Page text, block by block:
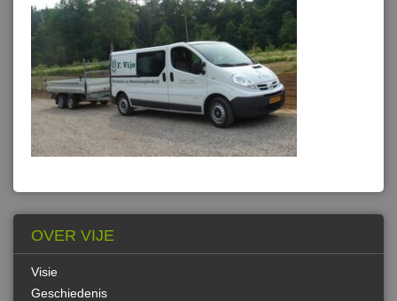
OVER VIJE
Visie
Geschiedenis